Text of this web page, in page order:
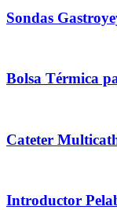
Sondas
Bolsa Térmica
Cateter
Introductor